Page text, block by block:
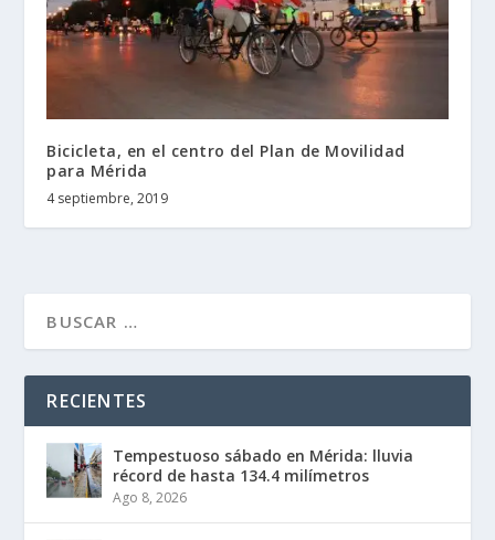
Bicicleta, en el centro del Plan de Movilidad
para Mérida
4 septiembre, 2019
RECIENTES
Tempestuoso sábado en Mérida: lluvia
récord de hasta 134.4 milímetros
Ago 8, 2026